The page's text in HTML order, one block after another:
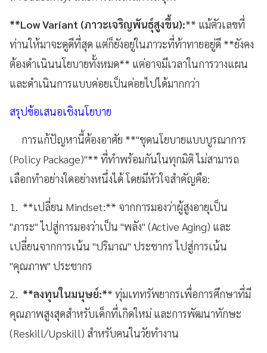
**Low Variant (ภาวะเจริญพันธุ์สูงขึ้น):** แม้ตัวเลขที่
ท่านให้มาจะดูดีที่สุด แต่ก็ยังอยู่ในภาวะที่ท้าทายอยู่ดี **ยังคง
ต้องดำเนินนโยบายทั้งหมด** แต่อาจมีเวลาในการวางแผน
และดำเนินการแบบค่อยเป็นค่อยไปได้มากกว่า
สรุปข้อเสนอเชิงนโยบาย
การแก้ปัญหานี้ต้องอาศัย **"ชุดนโยบายแบบบูรณาการ
(Policy Package)"** ที่ทำพร้อมกันในทุกมิติ ไม่สามารถ
เลือกทำอย่างใดอย่างหนึ่งได้ โดยมีหัวใจสำคัญคือ:
1. **เปลี่ยน Mindset:** จากการมองว่าผู้สูงอายุเป็น
"ภาระ" ไปสู่การมองว่าเป็น "พลัง" (Active Aging) และ
เปลี่ยนจากการเน้น "ปริมาณ" ประชากร ไปสู่การเน้น
"คุณภาพ" ประชากร
2. **ลงทุนในมนุษย์:** ทุ่มเททรัพยากรเพื่อการศึกษาที่มี
คุณภาพสูงสุดสำหรับเด็กที่เกิดใหม่ และการพัฒนาทักษะ
(Reskill/Upskill) สำหรับคนในวัยทำงาน